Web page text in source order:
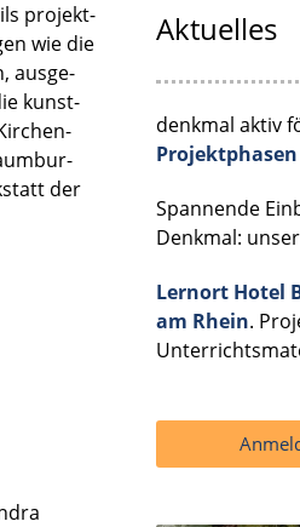
projekt­
wie die
ausge­
kunst­
der
Aktuelles
denkmal aktiv
Projektphasen
Spannende
Denkmal: unser
Lernort Hotel
am Rhein.